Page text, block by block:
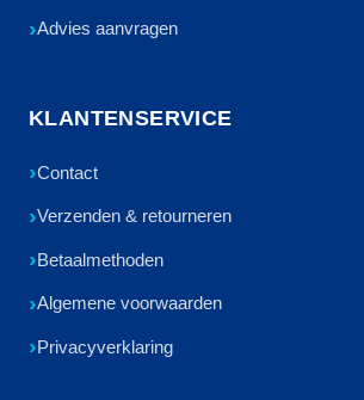
Advies aanvragen
KLANTENSERVICE
Contact
Verzenden & retourneren
Betaalmethoden
Algemene voorwaarden
Privacyverklaring